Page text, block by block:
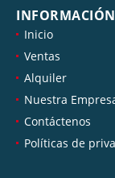
INFORMACIÓN
Inicio
Ventas
Alquiler
Nuestra
Contáctenos
Políticas de